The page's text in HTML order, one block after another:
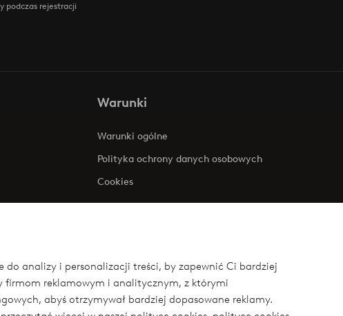
do analizy i personalizacji treści, by zapewnić Ci bardziej
firmom reklamowym i analitycznym, z którymi
abyś otrzymywał bardziej dopasowane reklamy.
podczas rejestracji
Warunki
Warunki ogólne
Polityka ochrony danych osobowych
Cookies